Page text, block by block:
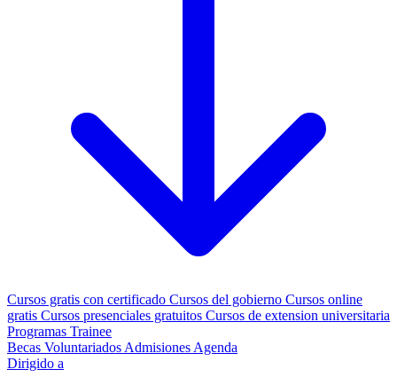
Cursos gratis con certificado Cursos del gobierno Cursos online
gratis Cursos presenciales gratuitos Cursos de extension universitaria
Programas Trainee
Becas Voluntariados Admisiones Agenda
Dirigido a